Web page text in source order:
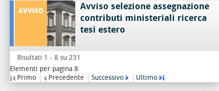
Avviso selezione assegnazione
contributi ministeriali ricerca
tesi estero
Risultati 1 - 8 su 231
Elementi per pagina 8
Primo
Precedente Successivo Ultimo